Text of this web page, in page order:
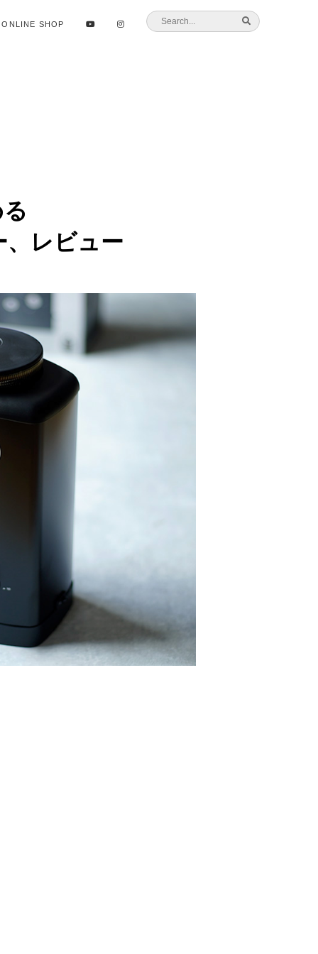
ONLINE SHOP
レビュー